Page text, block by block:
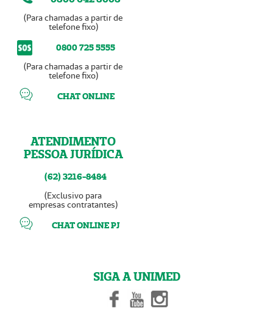
(Para chamadas a partir de
telefone fixo)
0800 725 5555
(Para chamadas a partir de
telefone fixo)
CHAT ONLINE
ATENDIMENTO
PESSOA JURÍDICA
(62) 3216-8484
(Exclusivo para
empresas contratantes)
CHAT ONLINE PJ
SIGA A UNIMED